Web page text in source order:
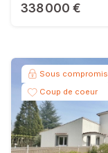
338 000 €
Sous compromis
Coup de coeur